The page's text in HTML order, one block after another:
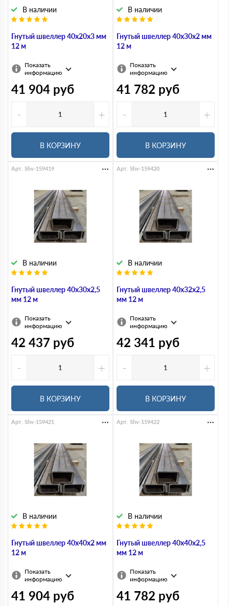
Гнутый швеллер 40х20х3 мм
12 м
В наличии
Показать
информацию
41 904 руб
-
+
В КОРЗИНУ
Гнутый швеллер 40х30х2 мм
12 м
В наличии
Показать
информацию
41 782 руб
-
+
В КОРЗИНУ
Гнутый швеллер 40х30х2,5
мм 12 м
В наличии
Арт. Shv-159419
Показать
информацию
42 437 руб
-
+
В КОРЗИНУ
Гнутый швеллер 40х32х2,5
мм 12 м
В наличии
Арт. Shv-159420
Показать
информацию
42 341 руб
-
+
В КОРЗИНУ
Гнутый швеллер 40х40х2 мм
12 м
В наличии
Арт. Shv-159421
Показать
информацию
41 904 руб
Гнутый швеллер 40х40х2,5
мм 12 м
В наличии
Арт. Shv-159422
Показать
информацию
41 782 руб